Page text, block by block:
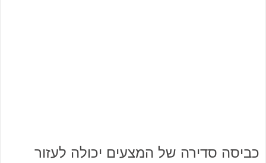
כביסה סדירה של המצעים יכולה לעזור